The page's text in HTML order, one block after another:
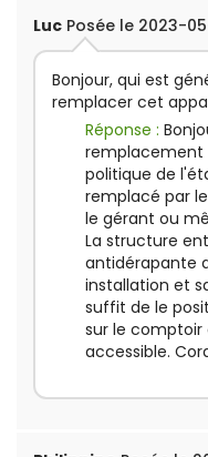
Luc Posée le 2023-
Bonjour, qui est
remplacer cet
Réponse :
remplacement
politique de
remplacé par
le gérant ou
La structure
antidérapante
installation et
suffit de le
sur le
accessible.